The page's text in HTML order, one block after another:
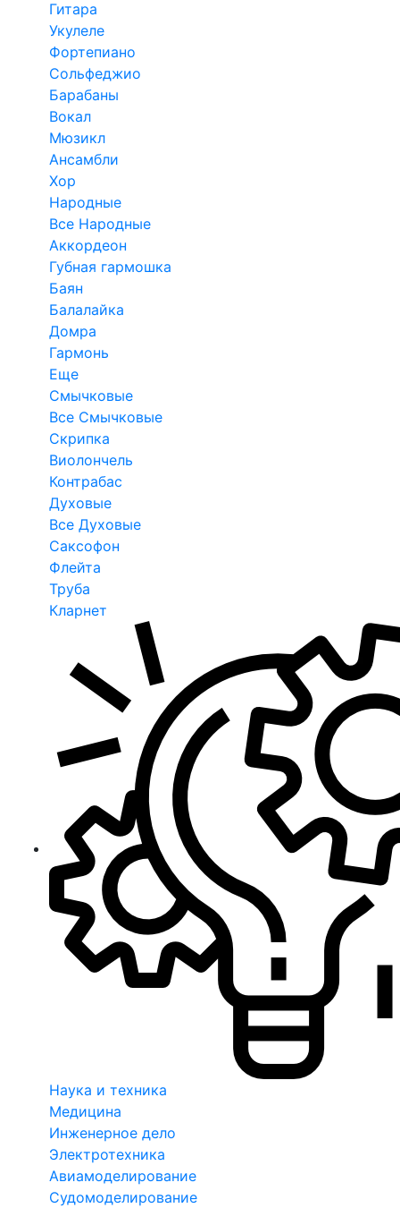
Гитара
Укулеле
Фортепиано
Сольфеджио
Барабаны
Вокал
Мюзикл
Ансамбли
Хор
Народные
Все Народные
Аккордеон
Губная гармошка
Баян
Балалайка
Домра
Гармонь
Еще
Смычковые
Все Смычковые
Скрипка
Виолончель
Контрабас
Духовые
Все Духовые
Саксофон
Флейта
Труба
Кларнет
Наука и техника
Медицина
Инженерное дело
Электротехника
Авиамоделирование
Судомоделирование